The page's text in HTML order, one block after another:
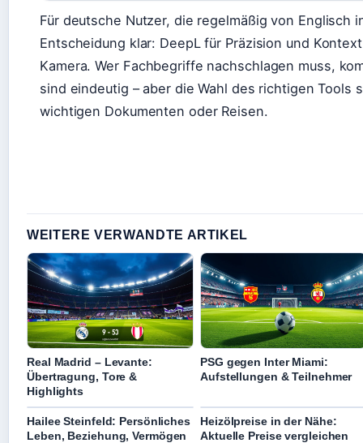
Für deutsche Nutzer, die regelmäßig von Englisch
Entscheidung klar: DeepL für Präzision und
Kamera. Wer Fachbegriffe nachschlagen muss,
sind eindeutig – aber die Wahl des richtigen Tools
wichtigen Dokumenten oder Reisen.
WEITERE VERWANDTE ARTIKEL
Real Madrid – Levante:
Übertragung, Tore &
Highlights
PSG gegen Inter Miami:
Aufstellungen & Teilnehmer
Hailee Steinfeld: Persönliches
Leben, Beziehung, Vermögen
Heizölpreise in der Nähe:
Aktuelle Preise vergleichen